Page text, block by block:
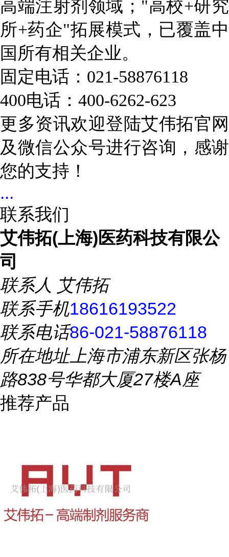
高端注射剂领域； "高校+研究
所+药企"拓展模式，已覆盖中
国所有相关企业。
固定电话：021-58876118
400电话：400-6262-623
更多资讯欢迎登陆艾伟拓官网
及微信公众号进行咨询，感谢
您的支持！
...
联系我们
艾伟拓(上海)医药科技有限公
司
联系人 艾伟拓
联系手机18616193522
联系电话86-021-58876118
所在地址上海市浦东新区张杨
路838号华都大厦27楼A座
推荐产品